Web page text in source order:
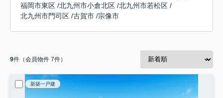
福岡市東区 /北九州市小倉北区 /北九州市若松区 /
北九州市門司区 /古賀市 /宗像市
9件（会員物件 7件）
新築一戸建